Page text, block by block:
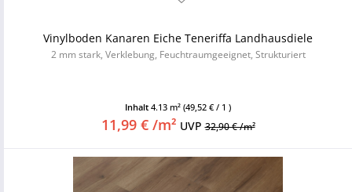
Vinylboden Kanaren Eiche Teneriffa Landhausdiele
2 mm stark, Verklebung, Feuchtraumgeeignet, Strukturiert
Inhalt 4.13 m² (49,52 € / 1 )
11,99 € /m² UVP32,90 € /m²